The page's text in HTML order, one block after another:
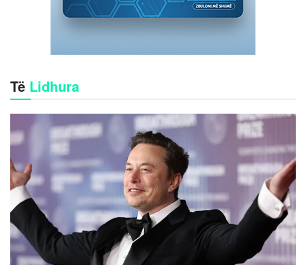
Të Lidhura